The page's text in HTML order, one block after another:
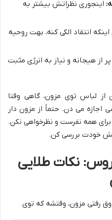
اینجوری نظراتش بیشتر به
انتقاد الکی کنه، بهت روحیه
پر از هیجانه و نیاز به انرژی مثبت
لباس توی مزون، گاهی وقتا
اجازه می دن. حتماً از مزون دار
همه نفرست و نظرخواهی نکن.
خودت بررسی کن.
نکات طلایی
رفتی مزون، وقتشه که توی